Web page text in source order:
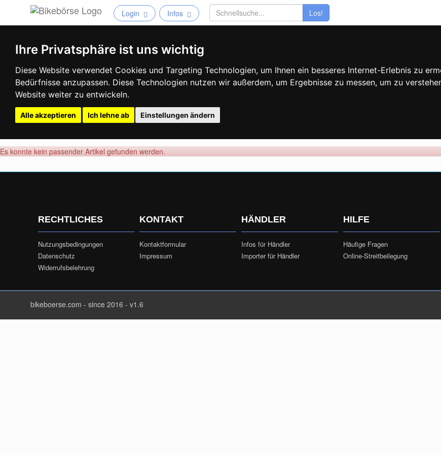
Ihre Privatsphäre ist uns wichtig
Diese Website verwendet Cookies und Targeting Technologien, um Ihnen ein besseres Internet-Erlebnis zu
Bedürfnisse anzupassen. Diese Technologien nutzen wir außerdem, um Ergebnisse zu messen, um zu
Website weiter zu entwickeln.
Alle akzeptieren Ich lehne ab Einstellungen ändern
Login Infos Los!
Es konnte kein passender Artikel gefunden werden.
RECHTLICHES
Nutzungsbedingungen
Datenschutz
Widerrufsbelehrung
KONTAKT
Kontaktformular
Impressum
HÄNDLER
Infos für Händler
Importer für Händler
HILFE
Häufige Fragen
Online-Streitbeilegung
bikeboerse.com - since 2016 - v1.6